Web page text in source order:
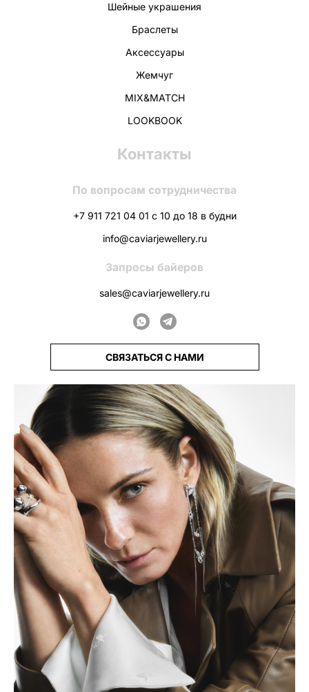
Шейные украшения
Браслеты
Аксессуары
Жемчуг
MIX&MATCH
LOOKBOOK
Контакты
По вопросам сотрудничества
+7 911 721 04 01 с 10 до 18 в будни
info@caviarjewellery.ru
Запросы байеров
sales@caviarjewellery.ru
СВЯЗАТЬСЯ С НАМИ